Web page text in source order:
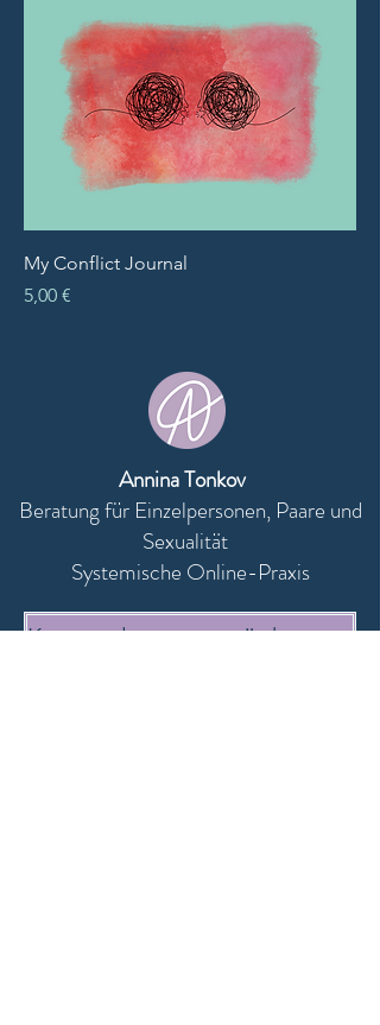
My Conflict Journal
Preis
5,00 €
Annina Tonkov
Beratung für Einzelpersonen, Paare und
Sexualität
Systemische Online-Praxis
Kennenlerngespräch vereinbaren